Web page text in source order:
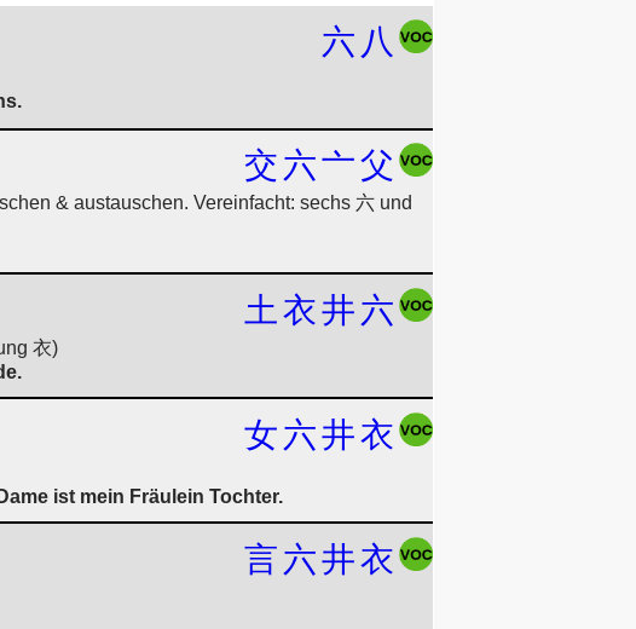
六 八
交六亠父
& austauschen. Vereinfacht: sechs 六 und
土 衣井六
衣)
女六井衣
ist mein Fräulein Tochter.
言六井衣